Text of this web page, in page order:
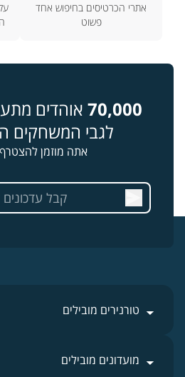
אתרי הכרטיסים בחיפוש אחד
פשוט
70,000 אוהדים
לגבי המשחקים
אתה מוזמן
טורנירים מובילים
מועדונים מובילים